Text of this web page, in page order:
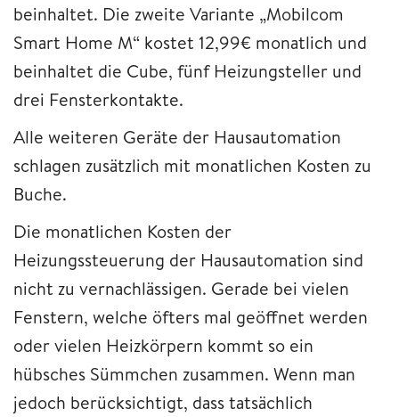
beinhaltet. Die zweite Variante „Mobilcom
Smart Home M“ kostet 12,99€ monatlich und
beinhaltet die Cube, fünf Heizungsteller und
drei Fensterkontakte.
Alle weiteren Geräte der Hausautomation
schlagen zusätzlich mit monatlichen Kosten zu
Buche.
Die monatlichen Kosten der
Heizungssteuerung der Hausautomation sind
nicht zu vernachlässigen. Gerade bei vielen
Fenstern, welche öfters mal geöffnet werden
oder vielen Heizkörpern kommt so ein
hübsches Sümmchen zusammen. Wenn man
jedoch berücksichtigt, dass tatsächlich